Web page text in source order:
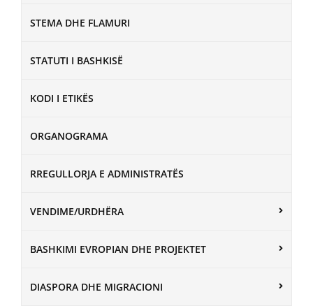
STEMA DHE FLAMURI
STATUTI I BASHKISË
KODI I ETIKËS
ORGANOGRAMA
RREGULLORJA E ADMINISTRATËS
VENDIME/URDHËRA
BASHKIMI EVROPIAN DHE PROJEKTET
DIASPORA DHE MIGRACIONI